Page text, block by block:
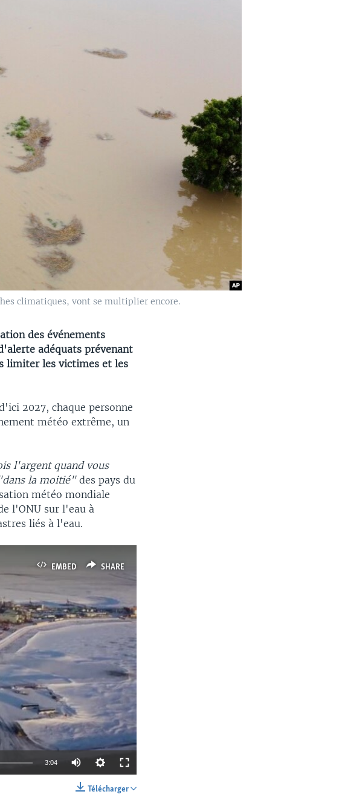
climatiques, vont se multiplier encore.
des événements
adéquats prévenant
limiter les victimes et les
2027, chaque personne
météo extrême, un
l'argent quand vous
la moitié"des pays du
météo mondiale
l'ONU sur l'eau à
liés à l'eau.
EMBED SHARE
3:04
Télécharger